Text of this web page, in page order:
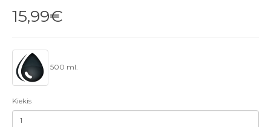
15,99€
500 ml.
Kiekis